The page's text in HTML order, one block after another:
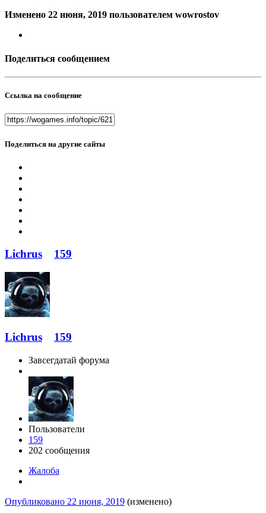
Изменено 22 июня, 2019 пользователем wowrostov
Поделиться сообщением
Ссылка на сообщение
Поделиться на другие сайты
Lichrus 159
Lichrus 159
Завсегдатай форума
Пользователи
159
202 сообщения
Жалоба
Опубликовано 22 июня, 2019 (изменено)